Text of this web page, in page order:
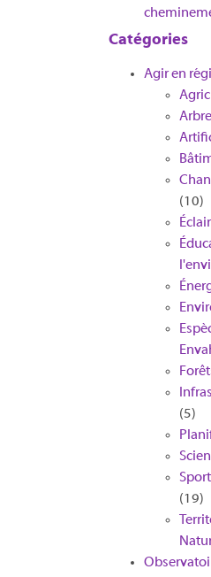
Catégories
Agir en
(10)
(5)
(19)